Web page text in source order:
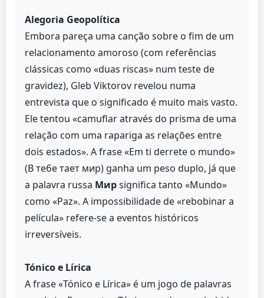
Alegoria Geopolítica
Embora pareça uma canção sobre o fim de um
relacionamento amoroso (com referências
clássicas como «duas riscas» num teste de
gravidez), Gleb Viktorov revelou numa
entrevista que o significado é muito mais vasto.
Ele tentou «camuflar através do prisma de uma
relação com uma rapariga as relações entre
dois estados». A frase «Em ti derrete o mundo»
(В тебе тает мир) ganha um peso duplo, já que
a palavra russa Мирsignifica tanto «Mundo»
como «Paz». A impossibilidade de «rebobinar a
película» refere-se a eventos históricos
irreversíveis.
Tónico e Lírica
A frase «Tónico e Lírica» é um jogo de palavras